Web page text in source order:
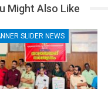
Might Also Like
SLIDER NEWS